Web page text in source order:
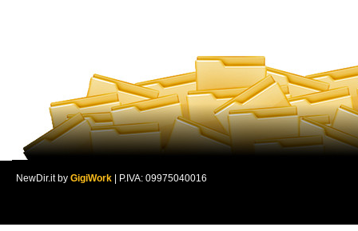
NewDir.it by GigiWork | P.IVA: 09975040016